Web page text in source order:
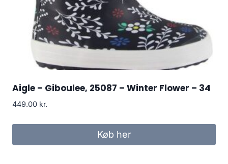
Aigle – Giboulee, 25087 – Winter Flower – 34
449.00 kr.
Køb her